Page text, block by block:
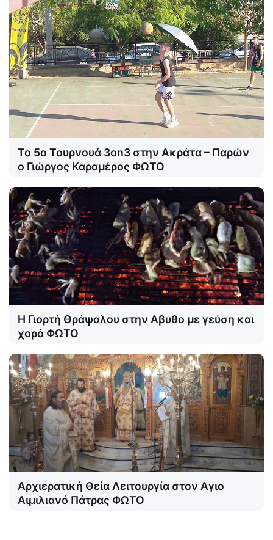
Το 5ο Τουρνουά 3on3 στην Ακράτα – Παρών
ο Γιώργος Καραμέρος ΦΩΤΟ
Η Γιορτή Θράψαλου στην Αβυθο με γεύση και
χορό ΦΩΤΟ
Αρχιερατική Θεία Λειτουργία στον Αγιο
Αιμιλιανό Πάτρας ΦΩΤΟ